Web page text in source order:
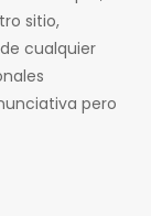
sitio,
cualquier
pero